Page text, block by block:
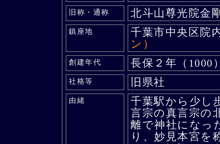
旧称・通称 北斗山尊光院
鎮座地
千葉市中央区
ン）
創建年代 長保２年（1000
社格等 旧県社
由緒
千葉駅から少し
言宗の真言宗の
離で神社になっ
り、妙見本宮を